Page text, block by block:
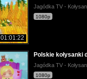
01:01:22
Jagódka TV -
1080p
Polskie kołysanki
Jagódka TV -
1080p